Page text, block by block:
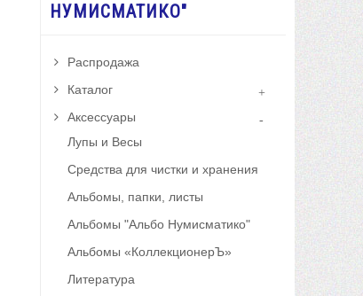
НУМИСМАТИКО"
Распродажа
Каталог
Аксессуары
Лупы и Весы
Средства для чистки и хранения
Альбомы, папки, листы
Альбомы "Альбо Нумисматико"
Альбомы «КоллекционерЪ»
Литература